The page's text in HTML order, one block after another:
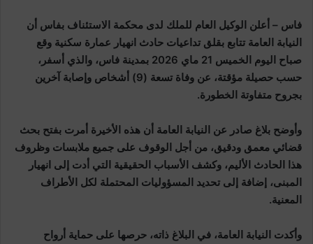
فاس – أعلن الوكيل العام للملك لدى محكمة الاستئناف بفاس أن
النيابة العامة تتابع بقلق تداعيات حادث انهيار عمارة سكنية وقع
صباح اليوم الخميس 21 ماي 2026 بمدينة فاس، والذي أسفر،
حسب حصيلة مؤقتة، عن وفاة تسعة (9) أشخاص وإصابة آخرين
بجروح متفاوتة الخطورة.
وأوضح بلاغ صادر عن النيابة العامة أن هذه الأخيرة أمرت بفتح بحث
قضائي معمق ودقيق، من أجل الوقوف على جميع ملابسات وظروف
هذا الحادث الأليم، وكشف الأسباب الحقيقية التي أدت إلى انهيار
المبنى، إضافة إلى تحديد المسؤوليات المحتملة لكل الأطراف
المعنية.
وأكدت النيابة العامة، في البلاغ ذاته، حرصها على حماية أرواح